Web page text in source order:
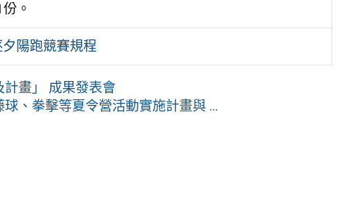
。
陽跑競賽規程
畫」 成果發表會
、拳擊等夏令營活動實施計畫與 ...